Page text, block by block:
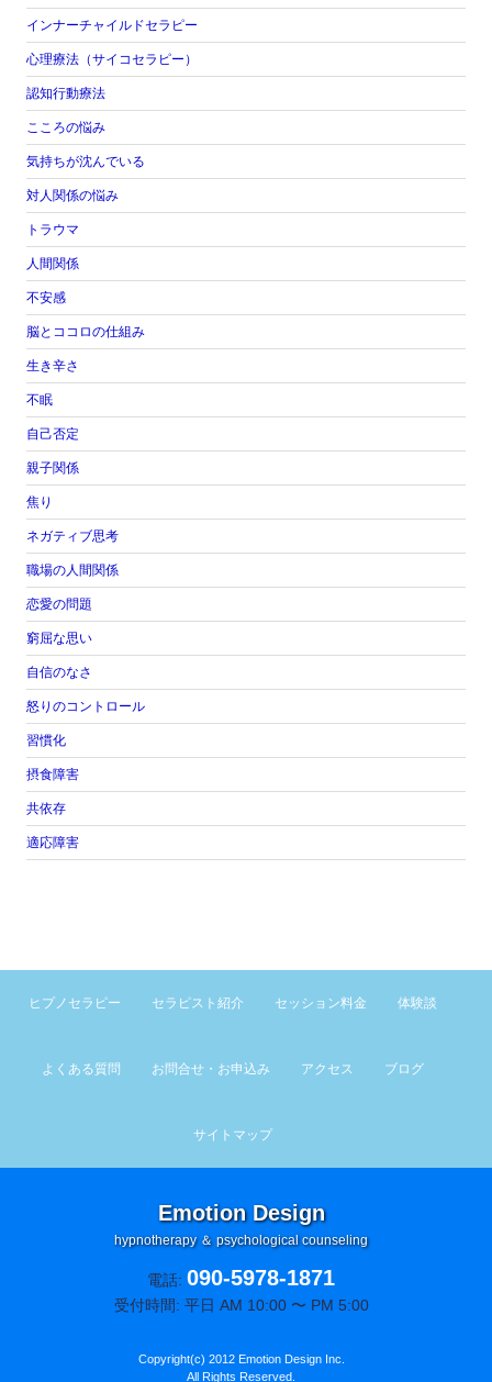
インナーチャイルドセラピー
心理療法（サイコセラピー）
認知行動療法
こころの悩み
気持ちが沈んでいる
対人関係の悩み
トラウマ
人間関係
不安感
脳とココロの仕組み
生き辛さ
不眠
自己否定
親子関係
焦り
ネガティブ思考
職場の人間関係
恋愛の問題
窮屈な思い
自信のなさ
怒りのコントロール
習慣化
摂食障害
共依存
適応障害
ヒプノセラピー セラピスト紹介 セッション料金 体験談
よくある質問 お問合せ・お申込み アクセス ブログ
サイトマップ
Emotion Design
hypnotherapy ＆ psychological counseling
電話:090-5978-1871
受付時間: 平日 AM 10:00 〜 PM 5:00
Copyright(c) 2012 Emotion Design Inc.
All Rights Reserved.